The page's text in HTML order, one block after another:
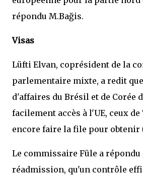
répondu M.Bağis.
Visas
Lüfti Elvan, coprésident de la
parlementaire mixte, a redit
d'affaires du Brésil et de Corée
facilement accès à l'UE, ceux
encore faire la file pour obtenir
Le commissaire Füle a répondu
réadmission, qu'un contrôle